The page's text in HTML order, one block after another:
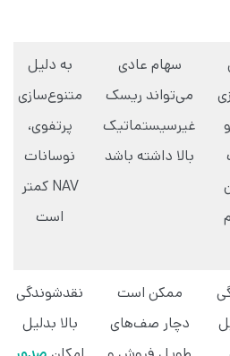
سهام عادی
می‌تواند ریسک
غیرسیستماتیک
بالا داشته باشد
به دلیل
متنوع‌سازی
پرتفوی،
نوسانات
NAV کمتر
است
ممکن است
دچار صف‌های
نقدشوندگی
بالا بدلیل